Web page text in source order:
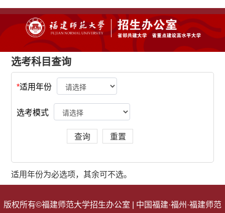
选考科目查询
*适用年份
选考模式
适用年份为必选项，其余可不选。
版权所有©福建师范大学招生办公室 | 中国福建·福州·福建师范